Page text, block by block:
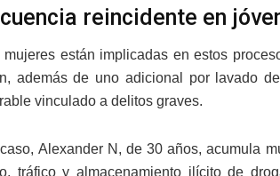
reincidente en
mujeres están implicadas en estos
además de uno adicional por lavado
vinculado a delitos graves.
Alexander N, de 30 años, acumula
tráfico y almacenamiento ilícito de